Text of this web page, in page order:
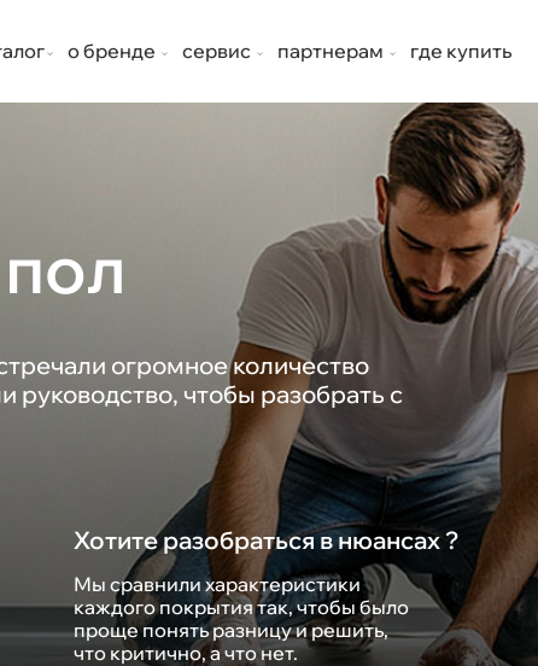
о бренде сервис партнерам где купить
огромное количество
руководство, чтобы разобрать с
Хотите разобраться в нюансах ?
Мы сравнили характеристики
каждого покрытия так, чтобы было
проще понять разницу и решить,
что критично, а что нет.